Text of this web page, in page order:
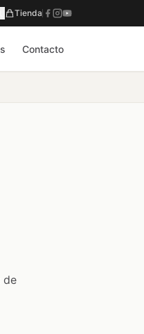
Tienda
Contacto
de